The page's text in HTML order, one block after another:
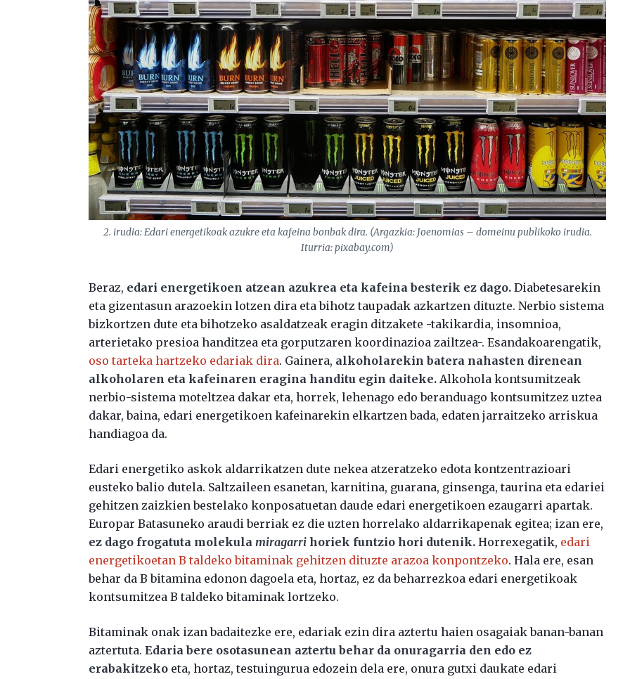
2. irudia: Edari energetikoak azukre eta kafeina bonbak dira. (Argazkia: Joenomias – domeinu publikoko irudia.
Iturria: pixabay.com)
Beraz, edari energetikoen atzean azukrea eta kafeina besterik ez dago. Diabetesarekin
eta gizentasun arazoekin lotzen dira eta bihotz taupadak azkartzen dituzte. Nerbio sistema
bizkortzen dute eta bihotzeko asaldatzeak eragin ditzakete -takikardia, insomnioa,
arterietako presioa handitzea eta gorputzaren koordinazioa zailtzea-. Esandakoarengatik,
oso tarteka hartzeko edariak dira. Gainera, alkoholarekin batera nahasten direnean
alkoholaren eta kafeinaren eragina handitu egin daiteke. Alkohola kontsumitzeak
nerbio-sistema moteltzea dakar eta, horrek, lehenago edo beranduago kontsumitzez uztea
dakar, baina, edari energetikoen kafeinarekin elkartzen bada, edaten jarraitzeko arriskua
handiagoa da.
Edari energetiko askok aldarrikatzen dute nekea atzeratzeko edota kontzentrazioari
eusteko balio dutela. Saltzaileen esanetan, karnitina, guarana, ginsenga, taurina eta edariei
gehitzen zaizkien bestelako konposatuetan daude edari energetikoen ezaugarri apartak.
Europar Batasuneko araudi berriak ez die uzten horrelako aldarrikapenak egitea; izan ere,
ez dago frogatuta molekula miragarri horiek funtzio hori dutenik. Horrexegatik, edari
energetikoetan B taldeko bitaminak gehitzen dituzte arazoa konpontzeko. Hala ere, esan
behar da B bitamina edonon dagoela eta, hortaz, ez da beharrezkoa edari energetikoak
kontsumitzea B taldeko bitaminak lortzeko.
Bitaminak onak izan badaitezke ere, edariak ezin dira aztertu haien osagaiak banan-banan
aztertuta.Edaria bere osotasunean aztertu behar da onuragarria den edo ez
erabakitzeko eta, hortaz, testuingurua edozein dela ere, onura gutxi daukate edari